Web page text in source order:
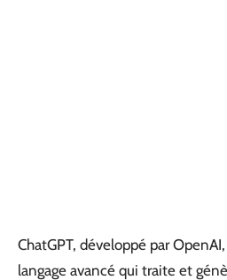
ChatGPT, développé par
langage avancé qui traite et